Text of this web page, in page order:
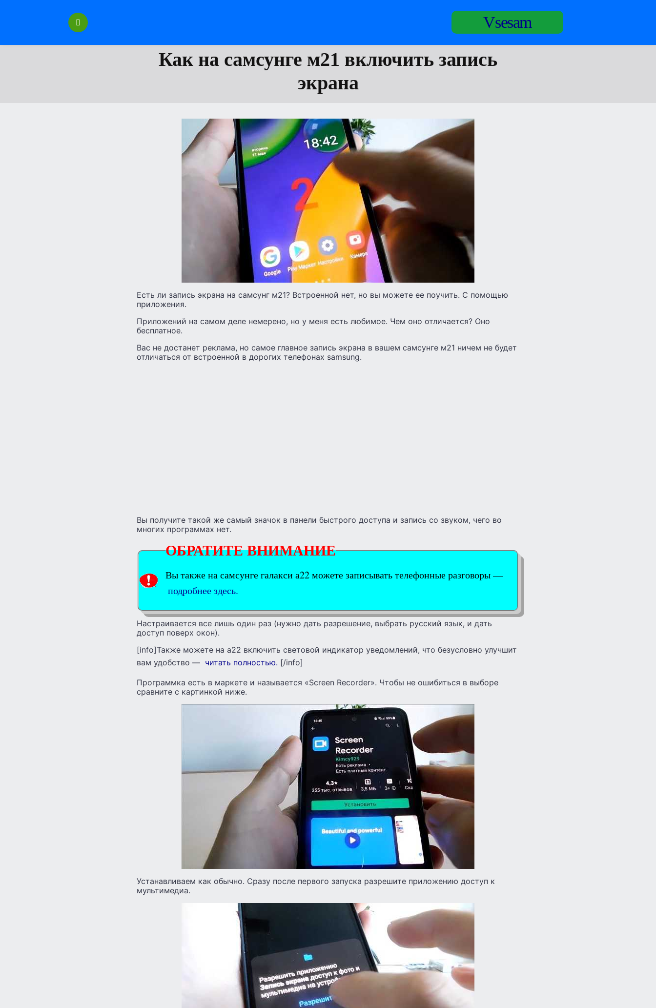
Vsesam
Как на самсунге м21 включить запись
экрана
Есть ли запись экрана на самсунг м21? Встроенной нет, но вы можете ее поучить. С помощью
приложения.
Приложений на самом деле немерено, но у меня есть любимое. Чем оно отличается? Оно
бесплатное.
Вас не достанет реклама, но самое главное запись экрана в вашем самсунге м21 ничем не будет
отличаться от встроенной в дорогих телефонах samsung.
Вы получите такой же самый значок в панели быстрого доступа и запись со звуком, чего во
многих программах нет.
ОБРАТИТЕ ВНИМАНИЕ
Вы также на самсунге галакси а22 можете записывать телефонные разговоры —
подробнее здесь.
Настраивается все лишь один раз (нужно дать разрешение, выбрать русский язык, и дать
доступ поверх окон).
[info]Также можете на а22 включить световой индикатор уведомлений, что безусловно улучшит
вам удобство — читать полностью. [/info]
Программка есть в маркете и называется «Screen Recorder». Чтобы не ошибиться в выборе
сравните с картинкой ниже.
Устанавливаем как обычно. Сразу после первого запуска разрешите приложению доступ к
мультимедиа.